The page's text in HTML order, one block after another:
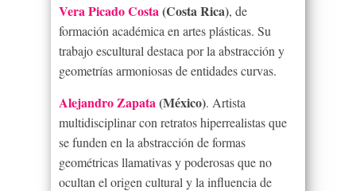
Vera Picado Costa (Costa Rica), de
formación académica en artes plásticas. Su
trabajo escultural destaca por la abstracción y
geometrías armoniosas de entidades curvas.
Alejandro Zapata (México). Artista
multidisciplinar con retratos hiperrealistas que
se funden en la abstracción de formas
geométricas llamativas y poderosas que no
ocultan el origen cultural y la influencia de